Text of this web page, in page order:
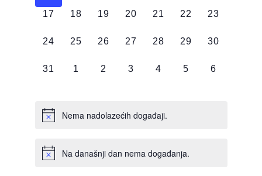
0
17
0
18
0
19
0
20
0
21
0
22
0
23
0
24
0
25
0
26
0
27
0
28
0
29
0
30
0
31
0
1
0
2
0
3
0
4
0
5
0
6
Nema nadolazećih događaji.
Na današnji dan nema događanja.